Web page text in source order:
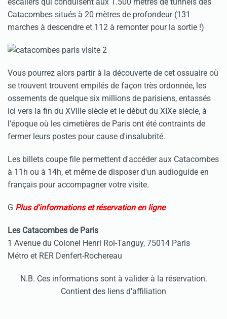
Catacombes situés à 20 mètres de profondeur (131
marches à descendre et 112 à remonter pour la sortie !)
Vous pourrez alors partir à la découverte de cet ossuaire où
se trouvent trouvent empilés de façon très ordonnée, les
ossements de quelque six millions de parisiens, entassés
ici vers la fin du XVIIIe siècle et le début du XIXe siècle, à
l'époque où les cimetières de Paris ont été contraints de
fermer leurs postes pour cause d'insalubrité.
Les billets coupe file permettent d'accéder aux Catacombes
à 11h ou à 14h, et même de disposer d'un audioguide en
français pour accompagner votre visite.
G Plus d'informations et réservation en ligne
Les Catacombes de Paris
1 Avenue du Colonel Henri Rol-Tanguy, 75014 Paris
Métro et RER Denfert-Rochereau
N.B. Ces informations sont à valider à la réservation.
Contient des liens d'affiliation